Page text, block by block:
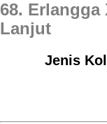
68. Erlangga
Lanjut
Jenis